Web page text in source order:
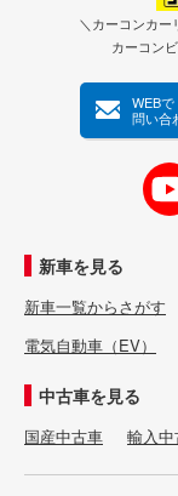
＼カーコンカー
カーコン
WEBで
問い合
新車を見る
新車一覧からさがす
電気自動車（EV）
中古車を見る
国産中古車 輸入